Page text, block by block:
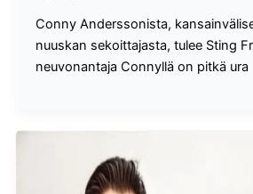
Conny Anderssonista,
nuuskan sekoittajasta, tulee Sting
neuvonantaja Connyllä on pitkä ura